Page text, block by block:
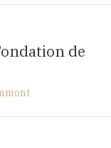
Aigle, SUISSE
de